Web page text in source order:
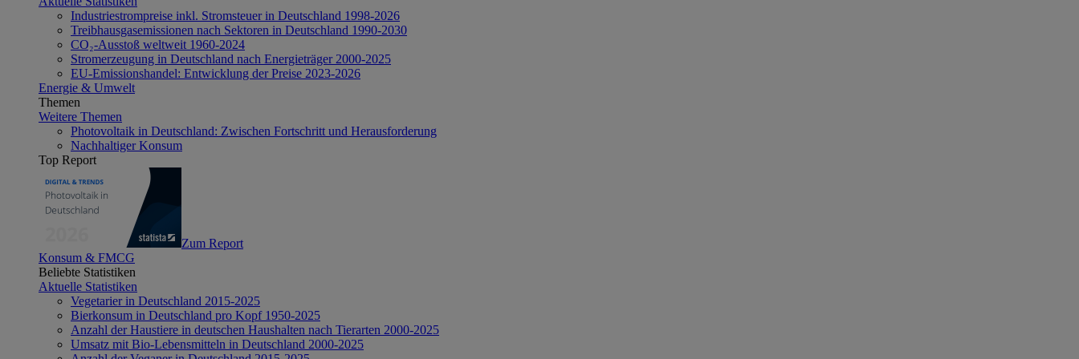
Industriestrompreise inkl. Stromsteuer in Deutschland 1998-2026
Treibhausgasemissionen nach Sektoren in Deutschland 1990-2030
CO₂-Ausstoß weltweit 1960-2024
Stromerzeugung in Deutschland nach Energieträger 2000-2025
EU-Emissionshandel: Entwicklung der Preise 2023-2026
Energie & Umwelt
Themen
Weitere Themen
Photovoltaik in Deutschland: Zwischen Fortschritt und Herausforderung
Nachhaltiger Konsum
Top Report
Zum Report
Konsum & FMCG
Beliebte Statistiken
Aktuelle Statistiken
Vegetarier in Deutschland 2015-2025
Bierkonsum in Deutschland pro Kopf 1950-2025
Anzahl der Haustiere in deutschen Haushalten nach Tierarten 2000-2025
Umsatz mit Bio-Lebensmitteln in Deutschland 2000-2025